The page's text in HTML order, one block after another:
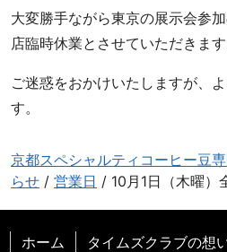
店
カ
ェ
タ
お
い
し
大変勝手ながら東京の展示会参
店臨時休業とさせていただきます
ご迷惑をおかけいたしますが、
す。
京都スペシャルティコーヒー豆
らせ / 営業日 / 10月1日（木曜）
ホーム
タイムズクラブの想